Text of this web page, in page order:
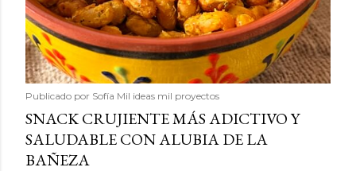
Publicado por Sofía Mil ideas mil proyectos
SNACK CRUJIENTE MÁS ADICTIVO Y
SALUDABLE CON ALUBIA DE LA
BAÑEZA